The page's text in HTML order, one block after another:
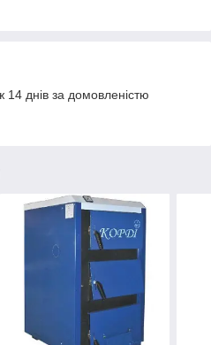
днів за домовленістю